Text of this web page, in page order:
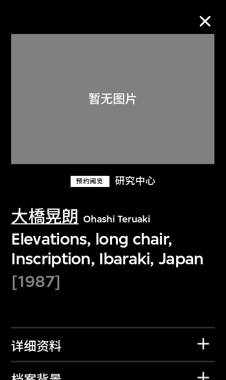
预约阅览 研究中心
大橋晃朗 Ohashi Teruaki
Elevations, long chair,
Inscription, Ibaraki, Japan
[1987]
详细资料
关于M+藏品
探索世界顶级的二十及二十一世纪视觉
文化藏品。